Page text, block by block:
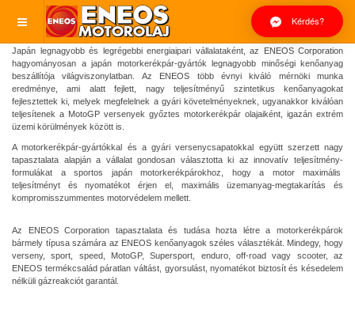
Kérdés?
Japán legnagyobb és legrégebbi energiaipari vállalataként, az ENEOS Corporation
hagyományosan a japán motorkerékpár-gyártók legnagyobb minőségi kenőanyag
beszállítója világviszonylatban. Az ENEOS több évnyi kiváló mérnöki munka
eredménye, ami alatt fejlett, nagy teljesítményű szintetikus kenőanyagokat
fejlesztettek ki, melyek megfelelnek a gyári követelményeknek, ugyanakkor kiválóan
teljesítenek a MotoGP versenyek győztes motorkerékpár olajaiként, igazán extrém
üzemi körülmények között is.
A motorkerékpár-gyártókkal és a gyári versenycsapatokkal együtt szerzett nagy
tapasztalata alapján a vállalat gondosan választotta ki az innovatív teljesítmény-
formulákat a sportos japán motorkerékpárokhoz, hogy a motor maximális
teljesítményt és nyomatékot érjen el, maximális üzemanyag-megtakarítás és
kompromisszummentes motorvédelem mellett.
Az ENEOS Corporation tapasztalata és tudása hozta létre a motorkerékpárok
bármely típusa számára az ENEOS kenőanyagok széles választékát. Mindegy, hogy
verseny, sport, speed, MotoGP, Supersport, enduro, off-road vagy scooter, az
ENEOS termékcsalád páratlan váltást, gyorsulást, nyomatékot biztosít és késedelem
nélküli gázreakciót garantál.